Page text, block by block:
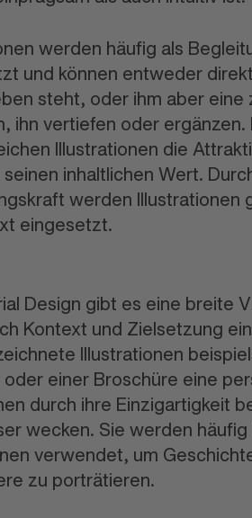
werden häufig als
und können entweder
steht, oder ihm aber eine
ihn vertiefen oder ergänzen.
Illustrationen die
inhaltlichen Wert.
werden Illustrationen
eingesetzt.
Design gibt es eine breite
Kontext und Zielsetzung
Illustrationen
oder einer Broschüre eine
durch ihre Einzigartigkeit
wecken. Sie werden häufig
verwendet, um
zu porträtieren.